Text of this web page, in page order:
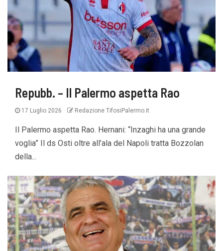
Repubb. – Il Palermo aspetta Rao
17 Luglio 2026 Redazione TifosiPalermo.it
Il Palermo aspetta Rao. Hernani: “Inzaghi ha una grande
voglia” Il ds Osti oltre all’ala del Napoli tratta Bozzolan
della...